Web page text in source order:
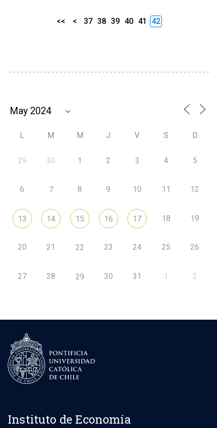
<< < 37 38 39 40 41 42
L M M J V S D
29 30 1 2 3 4 5
6 7 8 9 10 11 12
13 14 15 16 17 18 19
20 21 22 23 24 25 26
27 28 29 30 31 1 2
Instituto de Economía